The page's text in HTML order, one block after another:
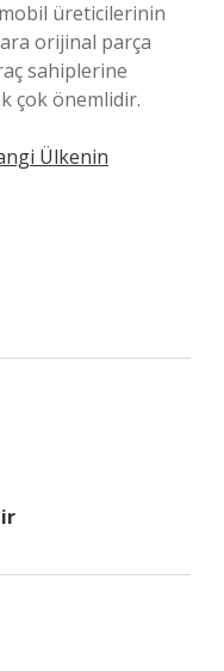
üreticilerinin
orijinal parça
sahiplerine
çok önemlidir.
Ülkenin